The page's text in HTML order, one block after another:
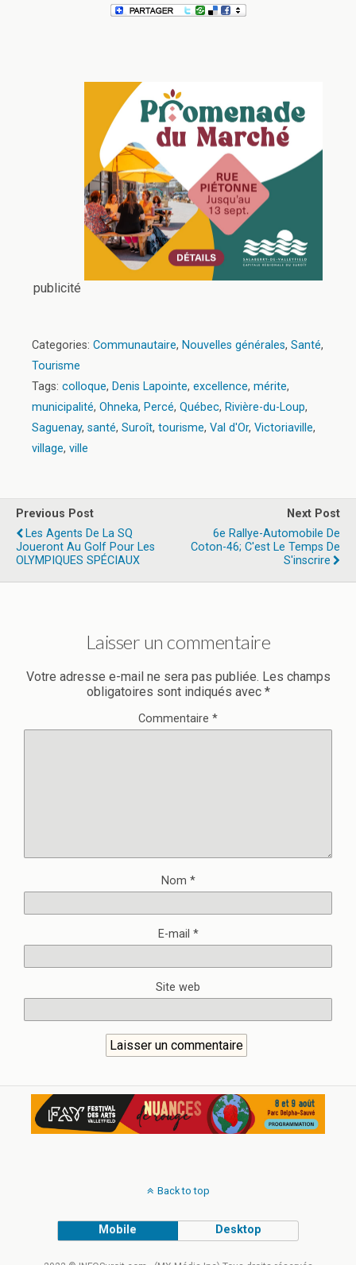
publicité
Categories: Communautaire, Nouvelles générales, Santé,
Tourisme
Tags: colloque, Denis Lapointe, excellence, mérite,
municipalité, Ohneka, Percé, Québec, Rivière-du-Loup,
Saguenay, santé, Suroît, tourisme, Val d'Or, Victoriaville,
village, ville
Previous Post
Les Agents De La SQ
Joueront Au Golf Pour Les
OLYMPIQUES SPÉCIAUX
Next Post
6e Rallye-Automobile De
Coton-46; C'est Le Temps De
S'inscrire
Laisser un commentaire
Votre adresse e-mail ne sera pas publiée. Les champs
obligatoires sont indiqués avec *
Commentaire *
Nom *
E-mail *
Site web
Back to top
Mobile Desktop